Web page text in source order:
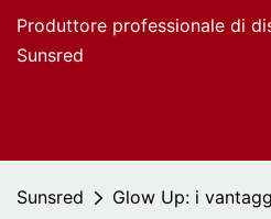
Produttore professionale di
Sunsred
Sunsred Glow Up: i